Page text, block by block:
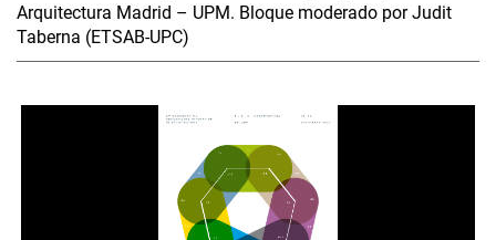
Arquitectura Madrid – UPM. Bloque moderado por Judit
Taberna (ETSAB-UPC)